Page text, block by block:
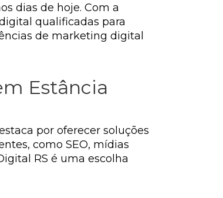
dias de hoje. Com a
qualificadas para
de marketing digital
Estância
por oferecer soluções
como SEO, mídias
RS é uma escolha